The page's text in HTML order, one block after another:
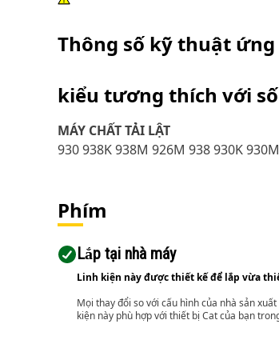
Thông số kỹ thuật
kiểu tương thích với
MÁY CHẤT TẢI LẬT
930 938K 938M 926M 938 930K 930M
Phím
Lắp tại nhà máy
Linh kiện này được thiết kế để lắp vừa
Mọi thay đổi so với cấu hình của nhà sản
kiện này phù hợp với thiết bị Cat của bạn